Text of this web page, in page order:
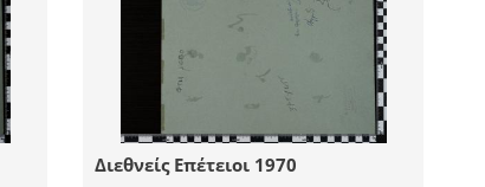
Διεθνείς Επέτειοι 1970